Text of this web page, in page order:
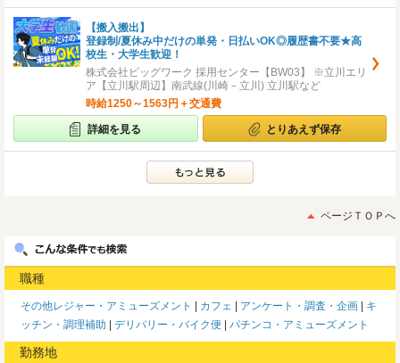
【搬入搬出】
登録制/夏休み中だけの単発・日払いOK◎履歴書不要★高
校生・大学生歓迎！
株式会社ビッグワーク 採用センター【BW03】 ※立川エリ
ア【立川駅周辺】南武線(川崎－立川) 立川駅など
時給1250～1563円＋交通費
詳細を見る とりあえず保存
ページＴＯＰへ
職種
その他レジャー・アミューズメント カフェ アンケート・調査・企画
キ
ッチン・調理補助
デリバリー・バイク便 パチンコ・アミューズメント
勤務地